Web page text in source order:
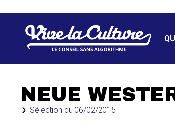
NEUE
Sélection du 06/02/2015